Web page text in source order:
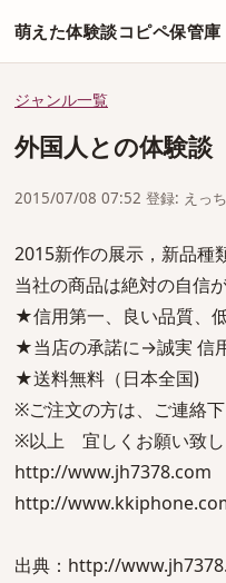
萌えた体験談コピペ保管庫
ジャンル一覧
外国人との体験談
2015/07/08 07:52 登録: えっ
2015新作の展示，新品種
当社の商品は絶対の自信
★信用第一、良い品質、
★当店の承諾に→誠実 信
★送料無料（日本全国)
※ご注文の方は、ご連絡
※以上 宜しくお願い致し
http://www.jh7378.com
http://
出典：http://